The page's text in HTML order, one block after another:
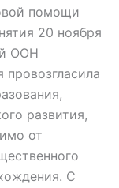
помощи
20 ноября
ООН
развития,
от
С